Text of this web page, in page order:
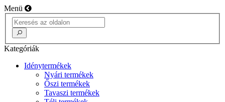
Menü
Kategóriák
Idénytermékek
Nyári termékek
Őszi termékek
Tavaszi termékek